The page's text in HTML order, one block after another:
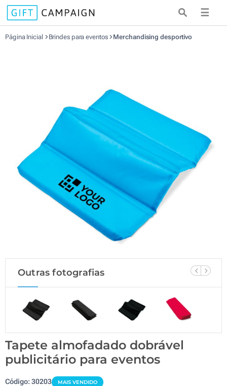
☰
Página Inicial Brindes para eventos Merchandising desportivo
Outras fotografias
Tapete almofadado dobrável
publicitário para eventos
Código:30203 MAIS VENDIDO